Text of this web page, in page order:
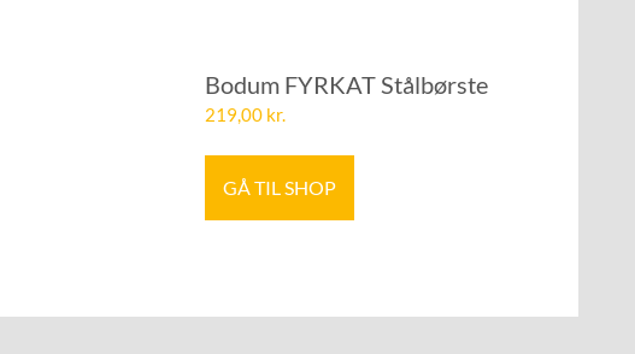
Bodum FYRKAT Stålbørste
219,00 kr.
GÅ TIL SHOP